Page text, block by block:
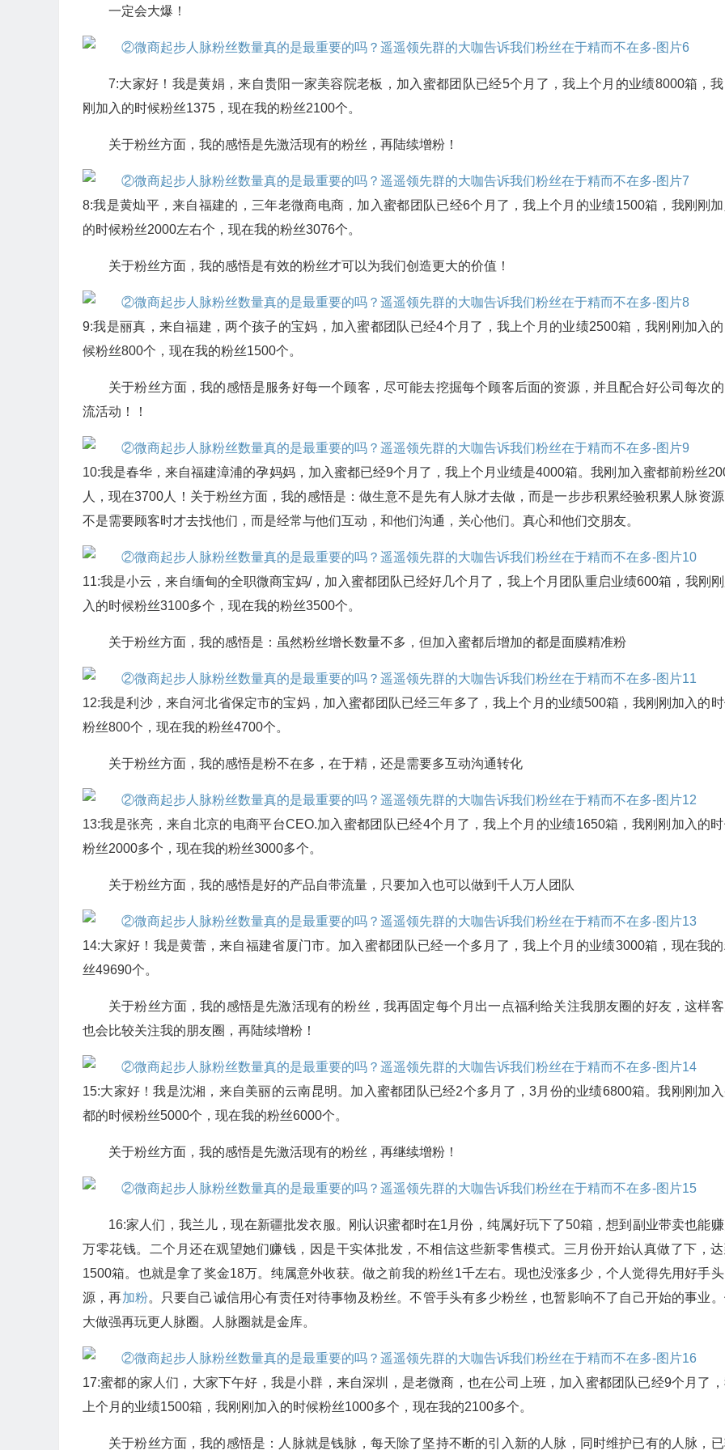
一定会大爆！
7:大家好！我是黄娟，来自贵阳一家美容院老板，加入蜜都团队已经5个月了，我上个月的业绩8000箱，我
刚加入的时候粉丝1375，现在我的粉丝2100个。
关于粉丝方面，我的感悟是先激活现有的粉丝，再陆续增粉！
8:我是黄灿平，来自福建的，三年老微商电商，加入蜜都团队已经6个月了，我上个月的业绩1500箱，我刚刚加
的时候粉丝2000左右个，现在我的粉丝3076个。
关于粉丝方面，我的感悟是有效的粉丝才可以为我们创造更大的价值！
9:我是丽真，来自福建，两个孩子的宝妈，加入蜜都团队已经4个月了，我上个月的业绩2500箱，我刚刚加入
候粉丝800个，现在我的粉丝1500个。
关于粉丝方面，我的感悟是服务好每一个顾客，尽可能去挖掘每个顾客后面的资源，并且配合好公司每次的
流活动！！
10:我是春华，来自福建漳浦的孕妈妈，加入蜜都已经9个月了，我上个月业绩是4000箱。我刚加入蜜都前粉丝
人，现在3700人！关于粉丝方面，我的感悟是：做生意不是先有人脉才去做，而是一步步积累经验积累人脉资源
不是需要顾客时才去找他们，而是经常与他们互动，和他们沟通，关心他们。真心和他们交朋友。
11:我是小云，来自缅甸的全职微商宝妈/，加入蜜都团队已经好几个月了，我上个月团队重启业绩600箱，我刚
入的时候粉丝3100多个，现在我的粉丝3500个。
关于粉丝方面，我的感悟是：虽然粉丝增长数量不多，但加入蜜都后增加的都是面膜精准粉
12:我是利沙，来自河北省保定市的宝妈，加入蜜都团队已经三年多了，我上个月的业绩500箱，我刚刚加入的
粉丝800个，现在我的粉丝4700个。
关于粉丝方面，我的感悟是粉不在多，在于精，还是需要多互动沟通转化
13:我是张亮，来自北京的电商平台CEO.加入蜜都团队已经4个月了，我上个月的业绩1650箱，我刚刚加入的
粉丝2000多个，现在我的粉丝3000多个。
关于粉丝方面，我的感悟是好的产品自带流量，只要加入也可以做到千人万人团队
14:大家好！我是黄蕾，来自福建省厦门市。加入蜜都团队已经一个多月了，我上个月的业绩3000箱，现在我
丝49690个。
关于粉丝方面，我的感悟是先激活现有的粉丝，我再固定每个月出一点福利给关注我朋友圈的好友，这样
也会比较关注我的朋友圈，再陆续增粉！
15:大家好！我是沈湘，来自美丽的云南昆明。加入蜜都团队已经2个多月了，3月份的业绩6800箱。我刚刚加
都的时候粉丝5000个，现在我的粉丝6000个。
关于粉丝方面，我的感悟是先激活现有的粉丝，再继续增粉！
16:家人们，我兰儿，现在新疆批发衣服。刚认识蜜都时在1月份，纯属好玩下了50箱，想到副业带卖也能
万零花钱。二个月还在观望她们赚钱，因是干实体批发，不相信这些新零售模式。三月份开始认真做了下，达
1500箱。也就是拿了奖金18万。纯属意外收获。做之前我的粉丝1千左右。现也没涨多少，个人觉得先用好手
源，再加粉。只要自己诚信用心有责任对待事物及粉丝。不管手头有多少粉丝，也暂影响不了自己开始的事业
大做强再玩更人脉圈。人脉圈就是金库。
17:蜜都的家人们，大家下午好，我是小群，来自深圳，是老微商，也在公司上班，加入蜜都团队已经9个月了
上个月的业绩1500箱，我刚刚加入的时候粉丝1000多个，现在我的2100多个。
关于粉丝方面，我的感悟是：人脉就是钱脉，每天除了坚持不断的引入新的人脉，同时维护已有的人脉，